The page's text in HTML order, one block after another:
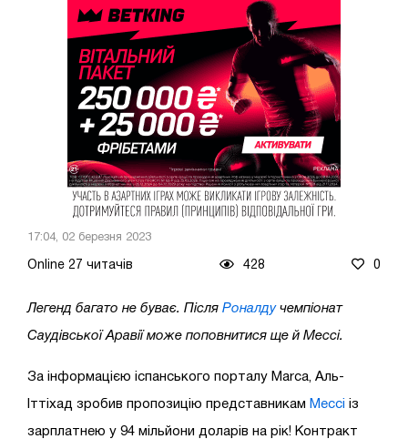
17:04, 02 березня 2023
Online 27 читачів 428 0
Легенд багато не буває. Після Роналдучемпіонат
Саудівської Аравії може поповнитися ще й Мессі.
За інформацією іспанського порталу Marca, Аль-
Іттіхад зробив пропозицію представникам Мессі із
зарплатнею у 94 мільйони доларів на рік! Контракт